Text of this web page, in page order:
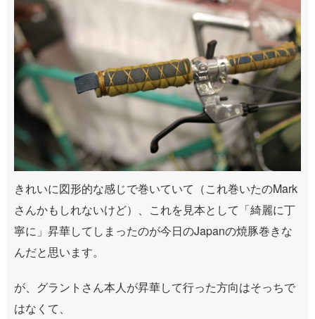
きれいに図形的な感じで巻いていて（これ巻いたのMark
さんかもしれないけど）、これを見本として「綺麗に丁
寧に」昇華してしまったのが今日のJapanの焼豚巻きな
んだと思います。
が、グラントさん本人が昇華して行った方向はそっちで
はなくて、